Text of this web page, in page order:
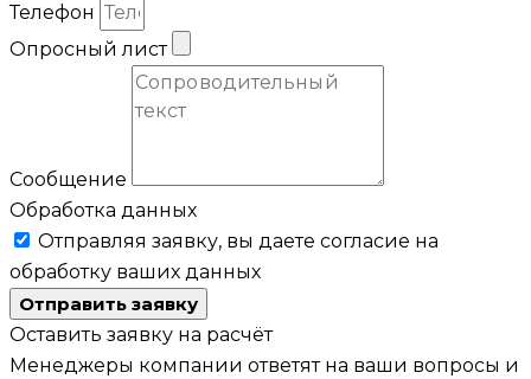
Телефон
Опросный лист
Сообщение
Обработка данных
Отправляя заявку, вы даете согласие на
обработку ваших данных
Отправить заявку
Оставить заявку на расчёт
Менеджеры компании ответят на ваши вопросы и